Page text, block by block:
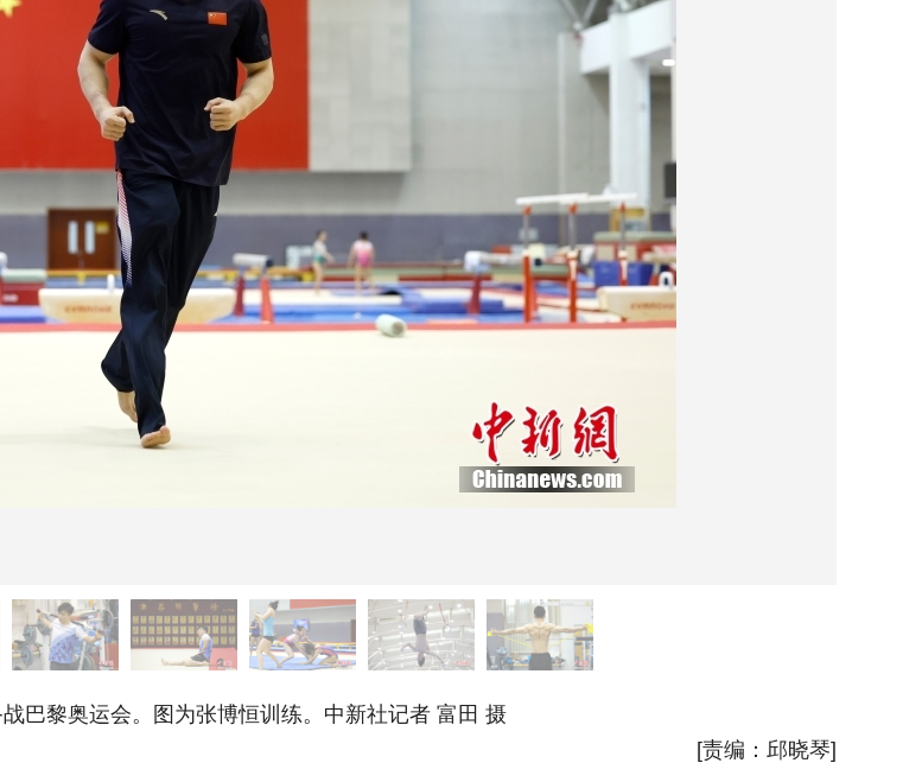
黎奥运会。图为张博恒训练。中新社记者 富田 摄
[责编：邱晓琴]